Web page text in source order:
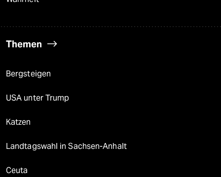
Themen
Bergsteigen
USA unter Trump
Katzen
Landtagswahl in Sachsen-Anhalt
Ceuta